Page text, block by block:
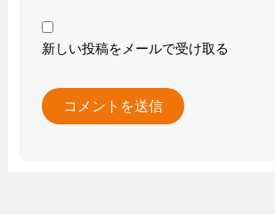
新しい投稿をメールで受け取る